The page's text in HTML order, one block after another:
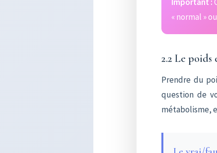
« normal »
2.2 Le poids
Prendre du
question de
métabolisme,